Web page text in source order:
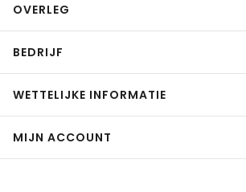
OVERLEG
BEDRIJF
WETTELIJKE INFORMATIE
MIJN ACCOUNT